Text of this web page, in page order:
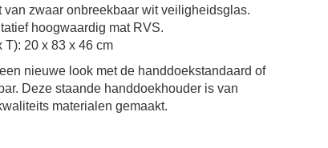
van zwaar onbreekbaar wit veiligheidsglas.
hoogwaardig mat RVS.
T): 20 x 83 x 46 cm
nieuwe look met de handdoekstandaard of
Deze staande handdoekhouder is van
materialen gemaakt.
of handdoekenrek Debar dubbel RVS